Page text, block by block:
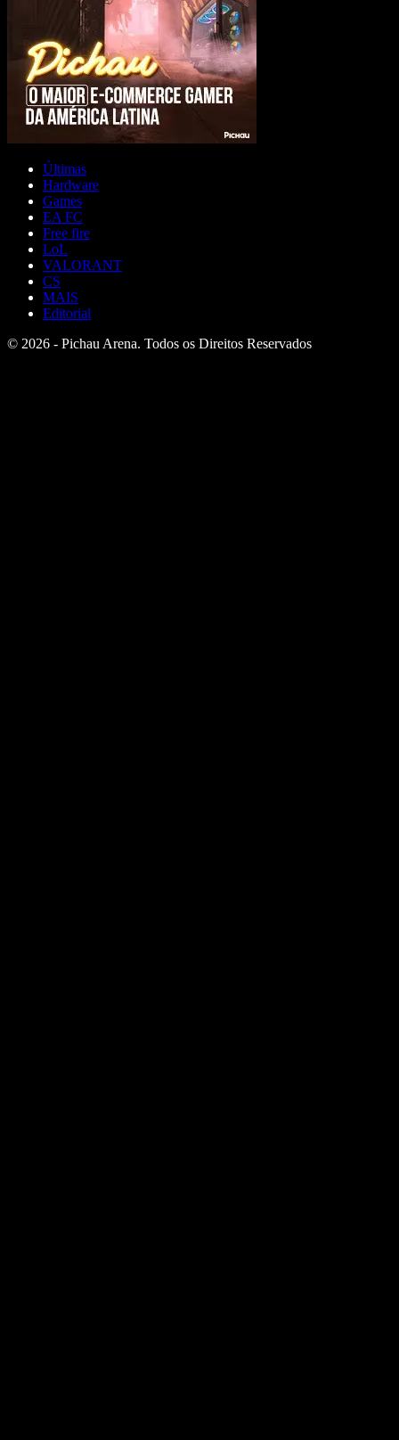
Últimas
Hardware
Games
EA FC
Free fire
LoL
VALORANT
CS
MAIS
Editorial
© 2026 - Pichau Arena. Todos os Direitos Reservados